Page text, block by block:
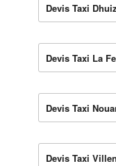
Devis Taxi
Devis Taxi La
Devis Taxi
Devis Taxi